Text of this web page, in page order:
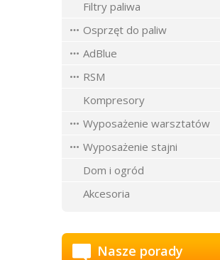
Filtry paliwa
Osprzęt do paliw
AdBlue
RSM
Kompresory
Wyposażenie warsztatów
Wyposażenie stajni
Dom i ogród
Akcesoria
Nasze porady